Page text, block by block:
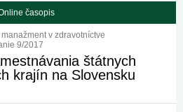
časopis
manažment v zdravotníctve
9/2017
štátnych
krajín na Slovensku